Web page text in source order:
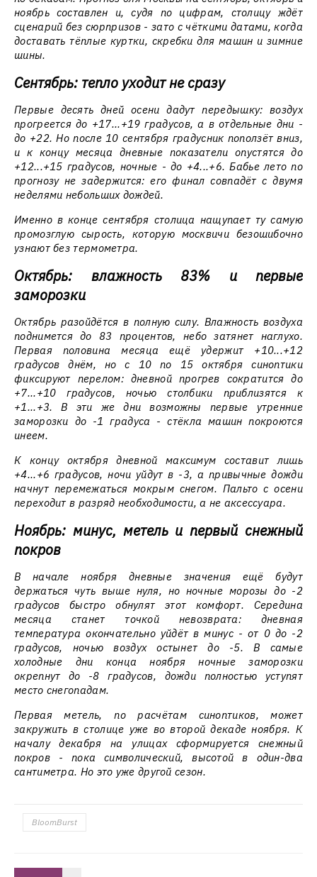
ноябрь составлен и, судя по цифрам, столицу ждёт
сценарий без сюрпризов - зато с чёткими датами, когда
доставать тёплые куртки, скребки для машин и зимние
шины.
Сентябрь: тепло уходит не сразу
Первые десять дней осени дадут передышку: воздух
прогреется до +17...+19 градусов, а в отдельные дни -
до +22. Но после 10 сентября градусник поползёт вниз,
и к концу месяца дневные показатели опустятся до
+12...+15 градусов, ночные - до +4...+6. Бабье лето по
прогнозу не задержится: его финал совпадёт с двумя
неделями небольших дождей.
Именно в конце сентября столица нащупает ту самую
промозглую сырость, которую москвичи безошибочно
узнают без термометра.
Октябрь: влажность 83% и первые
заморозки
Октябрь разойдётся в полную силу. Влажность воздуха
поднимется до 83 процентов, небо затянет наглухо.
Первая половина месяца ещё удержит +10...+12
градусов днём, но с 10 по 15 октября синоптики
фиксируют перелом: дневной прогрев сократится до
+7...+10 градусов, ночью столбики приблизятся к
+1...+3. В эти же дни возможны первые утренние
заморозки до -1 градуса - стёкла машин покроются
инеем.
К концу октября дневной максимум составит лишь
+4...+6 градусов, ночи уйдут в -3, а привычные дожди
начнут перемежаться мокрым снегом. Пальто с осени
переходит в разряд необходимости, а не аксессуара.
Ноябрь: минус, метель и первый снежный
покров
В начале ноября дневные значения ещё будут
держаться чуть выше нуля, но ночные морозы до -2
градусов быстро обнулят этот комфорт. Середина
месяца станет точкой невозврата: дневная
температура окончательно уйдёт в минус - от 0 до -2
градусов, ночью воздух остынет до -5. В самые
холодные дни конца ноября ночные заморозки
окрепнут до -8 градусов, дожди полностью уступят
место снегопадам.
Первая метель, по расчётам синоптиков, может
закружить в столице уже во второй декаде ноября. К
началу декабря на улицах сформируется снежный
покров - пока символический, высотой в один-два
сантиметра. Но это уже другой сезон.
BloomBurst